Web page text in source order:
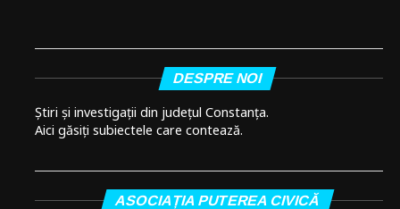
DESPRE NOI
Știri și investigații din județul Constanța.
Aici găsiți subiectele care contează.
ASOCIAȚIA PUTEREA CIVICĂ